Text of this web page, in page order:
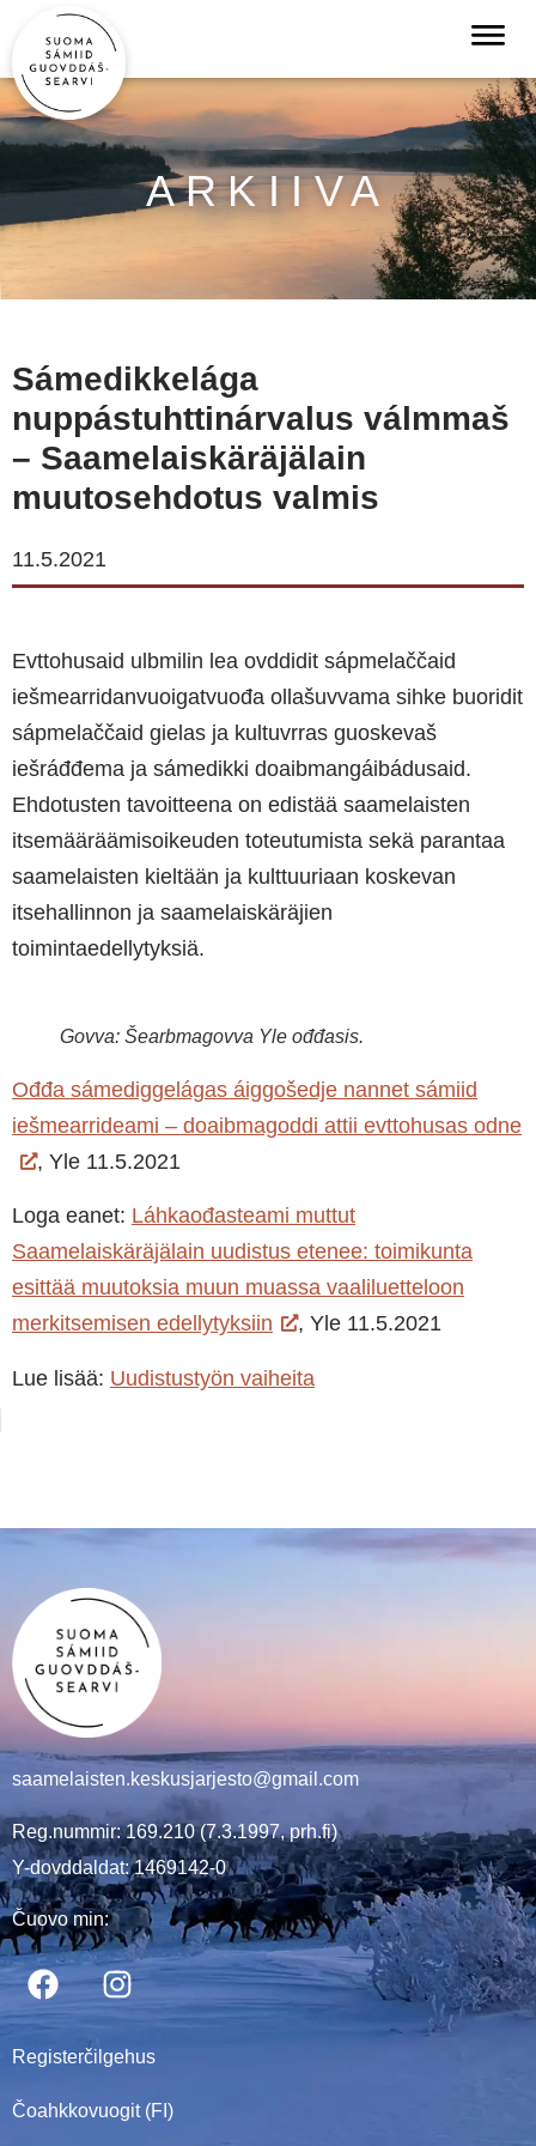
ARKIIVA
Sámedikkelága
nuppástuhttinárvalus válmmaš
– Saamelaiskäräjälain
muutosehdotus valmis
11.5.2021
Evttohusaid ulbmilin lea ovddidit sápmelaččaid
iešmearridanvuoigatvuođa ollašuvvama sihke buoridit
sápmelaččaid gielas ja kultuvrras guoskevaš
iešráđđema ja sámedikki doaibmangáibádusaid.
Ehdotusten tavoitteena on edistää saamelaisten
itsemääräämisoikeuden toteutumista sekä parantaa
saamelaisten kieltään ja kulttuuriaan koskevan
itsehallinnon ja saamelaiskäräjien
toimintaedellytyksiä.
Govva: Šearbmagovva Yle ođđasis.
Ođđa sámediggelágas áiggošedje nannet sámiid
iešmearrideami – doaibmagoddi attii evttohusas odne
, Yle 11.5.2021
Loga eanet: Láhkaođasteami muttut
Saamelaiskäräjälain uudistus etenee: toimikunta
esittää muutoksia muun muassa vaaliluetteloon
merkitsemisen edellytyksiin
, Yle 11.5.2021
Lue lisää: Uudistustyön vaiheita
saamelaisten.keskusjarjesto@gmail.com
Reg.nummir: 169.210 (7.3.1997, prh.fi)
Y-dovddaldat: 1469142-0
Čuovo min:
Registerčilgehus
Čoahkkovuogit (FI)